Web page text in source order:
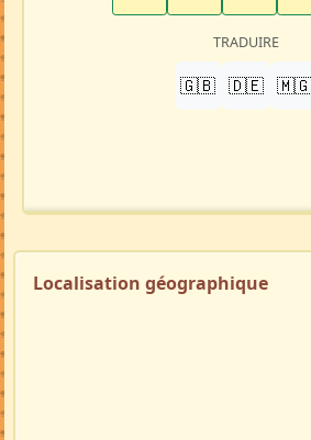
TRADUIRE
🇬🇧 🇩🇪 🇲🇬
Localisation géographique